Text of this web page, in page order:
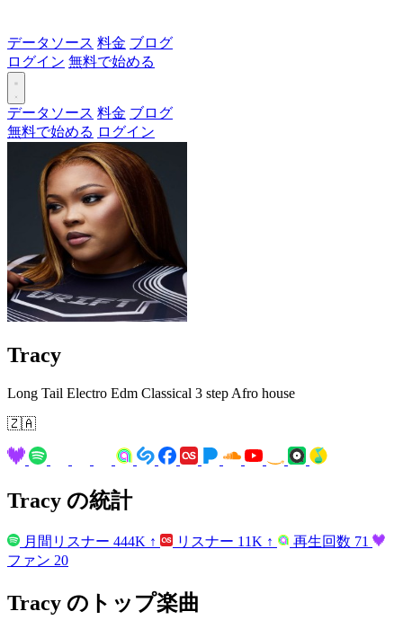
データソース 料金 ブログ
ログイン 無料で始める
データソース 料金 ブログ
無料で始める ログイン
Tracy
Long Tail Electro Edm Classical 3 step Afro house
🇿🇦
Tracy の統計
月間リスナー 444K ↑ リスナー 11K ↑ 再生回数 71
ファン 20
Tracy のトップ楽曲